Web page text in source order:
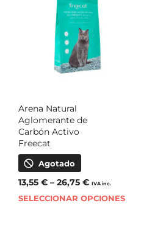
Arena Natural
Aglomerante de
Carbón Activo
Freecat
Agotado
13,55 € – 26,75 € IVA inc.
SELECCIONAR OPCIONES